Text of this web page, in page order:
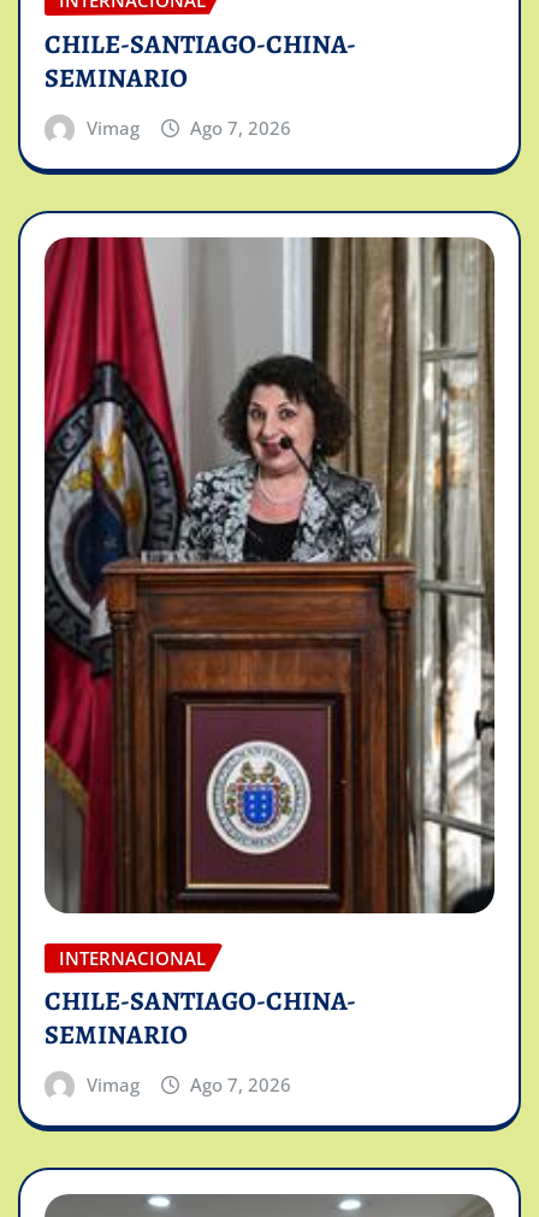
CHILE-SANTIAGO-CHINA-
SEMINARIO
Vimag Ago 7, 2026
INTERNACIONAL
CHILE-SANTIAGO-CHINA-
SEMINARIO
Vimag Ago 7, 2026